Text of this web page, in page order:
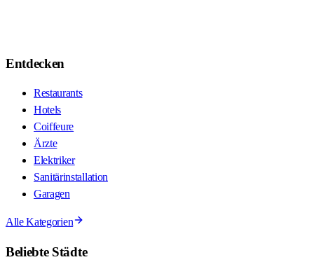
Entdecken
Restaurants
Hotels
Coiffeure
Ärzte
Elektriker
Sanitärinstallation
Garagen
Alle Kategorien
Beliebte Städte